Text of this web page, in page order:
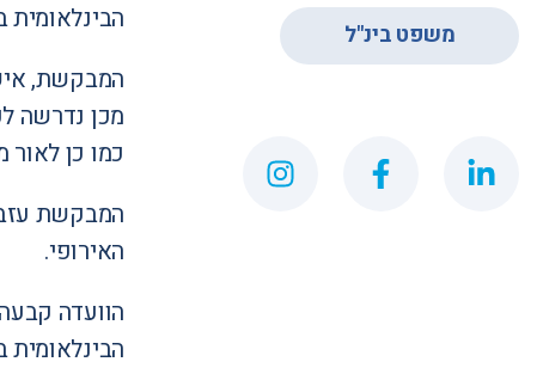
משפט בינ"ל
הבינלאומית
מכן נדרשה
כמו כן
המבקשת
האירופי.
הבינלאומית